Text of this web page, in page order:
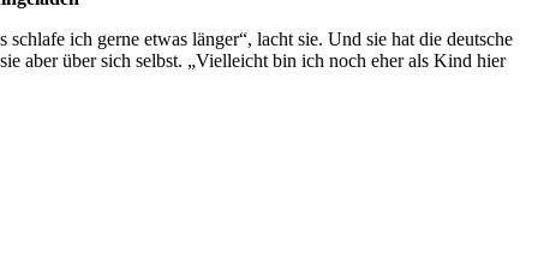
ich gerne etwas länger“, lacht sie. Und sie hat die deutsche
aber über sich selbst. „Vielleicht bin ich noch eher als Kind hier